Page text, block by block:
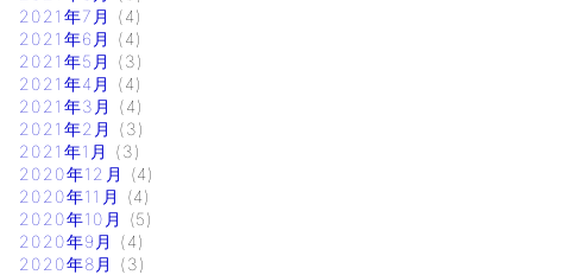
2021年7月
(4)
2021年6月
(4)
2021年5月
(3)
2021年4月
(4)
2021年3月
(4)
2021年2月
(3)
2021年1月
(3)
2020年12月
(4)
2020年11月
(4)
2020年10月
(5)
2020年9月
(4)
2020年8月
(3)